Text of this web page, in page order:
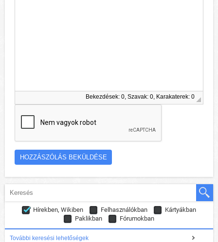
Bekezdések: 0, Szavak: 0, Karakaterek: 0
Hírekben, Wikiben Felhasználókban
Kártyákban
Paklikban
Fórumokban
További keresési lehetőségek